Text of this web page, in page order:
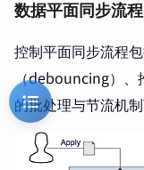
数据平面同步流程
控制平面同步流程
（debouncing）、
的批处理与节流机